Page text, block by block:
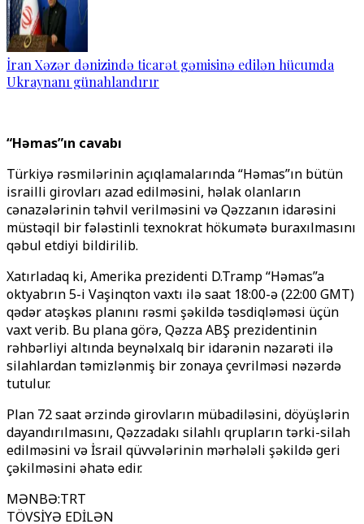
İran Xəzər dənizində ticarət gəmisinə edilən hücumda
Ukraynanı günahlandırır
“Həmas”ın cavabı
Türkiyə rəsmilərinin açıqlamalarında “Həmas”ın bütün
israilli girovları azad edilməsini, həlak olanların
cənazələrinin təhvil verilməsini və Qəzzanın idarəsini
müstəqil bir fələstinli texnokrat hökumətə buraxılmasını
qəbul etdiyi bildirilib.
Xatırladaq ki, Amerika prezidenti D.Tramp “Həmas”a
oktyabrın 5-i Vaşinqton vaxtı ilə saat 18:00-ə (22:00 GMT)
qədər atəşkəs planını rəsmi şəkildə təsdiqləməsi üçün
vaxt verib. Bu plana görə, Qəzza ABŞ prezidentinin
rəhbərliyi altında beynəlxalq bir idarənin nəzarəti ilə
silahlardan təmizlənmiş bir zonaya çevrilməsi nəzərdə
tutulur.
Plan 72 saat ərzində girovların mübadiləsini, döyüşlərin
dayandırılmasını, Qəzzadakı silahlı qrupların tərki-silah
edilməsini və İsrail qüvvələrinin mərhələli şəkildə geri
çəkilməsini əhatə edir.
MƏNBƏ:TRT
TÖVSİYƏ EDİLƏN